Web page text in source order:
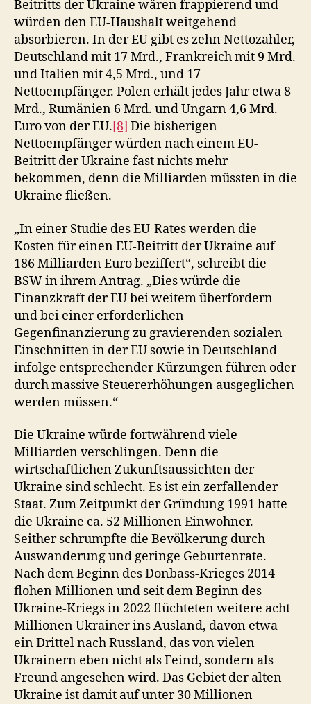
Beitritts der Ukraine wären frappierend und
würden den EU-Haushalt weitgehend
absorbieren. In der EU gibt es zehn Nettozahler,
Deutschland mit 17 Mrd., Frankreich mit 9 Mrd.
und Italien mit 4,5 Mrd., und 17
Nettoempfänger. Polen erhält jedes Jahr etwa 8
Mrd., Rumänien 6 Mrd. und Ungarn 4,6 Mrd.
Euro von der EU.[8] Die bisherigen
Nettoempfänger würden nach einem EU-
Beitritt der Ukraine fast nichts mehr
bekommen, denn die Milliarden müssten in die
Ukraine fließen.
„In einer Studie des EU-Rates werden die
Kosten für einen EU-Beitritt der Ukraine auf
186 Milliarden Euro beziffert“, schreibt die
BSW in ihrem Antrag. „Dies würde die
Finanzkraft der EU bei weitem überfordern
und bei einer erforderlichen
Gegenfinanzierung zu gravierenden sozialen
Einschnitten in der EU sowie in Deutschland
infolge entsprechender Kürzungen führen oder
durch massive Steuererhöhungen ausgeglichen
werden müssen.“
Die Ukraine würde fortwährend viele
Milliarden verschlingen. Denn die
wirtschaftlichen Zukunftsaussichten der
Ukraine sind schlecht. Es ist ein zerfallender
Staat. Zum Zeitpunkt der Gründung 1991 hatte
die Ukraine ca. 52 Millionen Einwohner.
Seither schrumpfte die Bevölkerung durch
Auswanderung und geringe Geburtenrate.
Nach dem Beginn des Donbass-Krieges 2014
flohen Millionen und seit dem Beginn des
Ukraine-Kriegs in 2022 flüchteten weitere acht
Millionen Ukrainer ins Ausland, davon etwa
ein Drittel nach Russland, das von vielen
Ukrainern eben nicht als Feind, sondern als
Freund angesehen wird. Das Gebiet der alten
Ukraine ist damit auf unter 30 Millionen